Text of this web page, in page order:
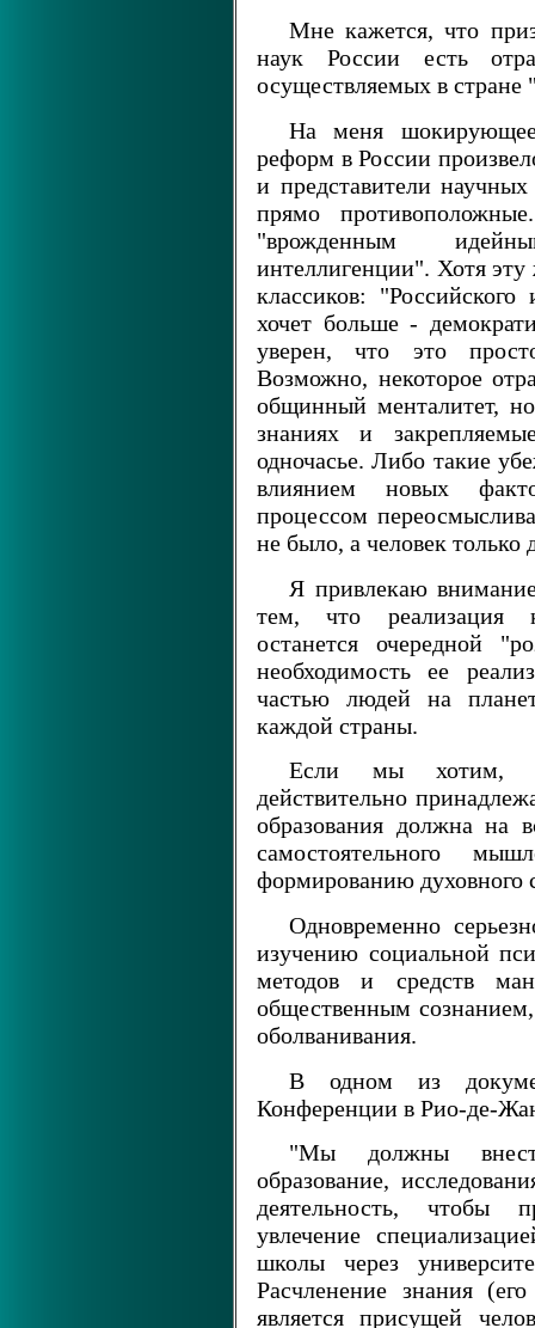
Мне кажется, что
наук России есть
осуществляемых в
На меня шокирующее
реформ в России
и представители
прямо
"врожденным
интеллигенции". Хотя
классиков:
хочет больше -
уверен, что это
Возможно, некоторое
общинный менталитет,
знаниях и
одночасье. Либо такие
влиянием новых
процессом
не было, а человек только
Я привлекаю
тем, что реализация
останется очередной
необходимость ее
частью людей на
каждой страны.
Если мы хотим,
действительно
образования должна на
самостоятельного
формированию духовного
Одновременно
изучению социальной
методов и средств
общественным
оболванивания.
В одном из
Конференции в Рио-де-
"Мы должны
образование,
деятельность, чтобы
увлечение
школы через
Расчленение знания
является присущей